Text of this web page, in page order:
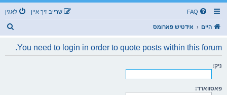
FAQ לאגין שרייב זיך איין
היים אידטיש פארומס
You need to login in order to quote posts within this forum.
ניק:
פאסווארד: